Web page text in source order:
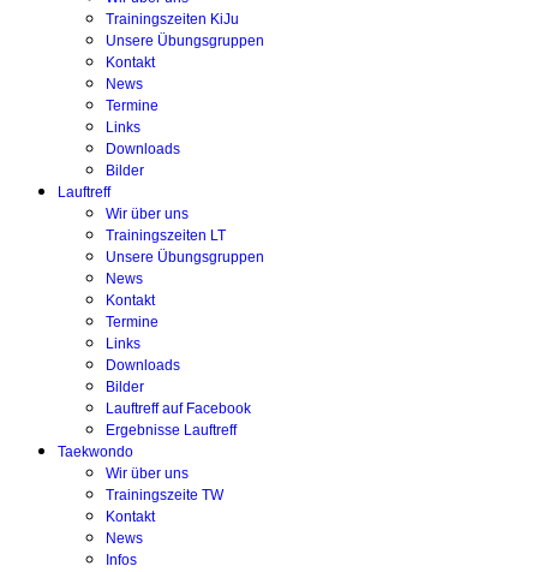
Trainingszeiten KiJu
Unsere Übungsgruppen
Kontakt
News
Termine
Links
Downloads
Bilder
Lauftreff
Wir über uns
Trainingszeiten LT
Unsere Übungsgruppen
News
Kontakt
Termine
Links
Downloads
Bilder
Lauftreff auf Facebook
Ergebnisse Lauftreff
Taekwondo
Wir über uns
Trainingszeite TW
Kontakt
News
Infos